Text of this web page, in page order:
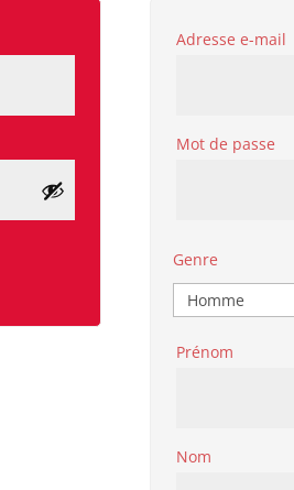
Adresse e-mail
Mot de passe
Genre
Prénom
Nom